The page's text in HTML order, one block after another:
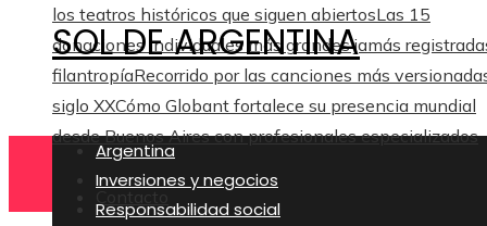
los teatros históricos que siguen abiertosLas 15
donaciones individuales más grandes jamás
filantropíaRecorrido por las canciones más
siglo XXCómo Globant fortalece su presencia mundial
desde Buenos Aires con profesionales especializados
Contacto
SOL DE ARGENTINA
Argentina
Inversiones y negocios
Responsabilidad social